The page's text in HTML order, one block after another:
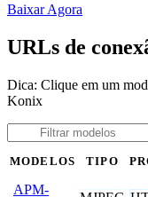
Baixar Agora
URLs de
Dica: Clique em um
Konix
MODELOS TIPO
APM-